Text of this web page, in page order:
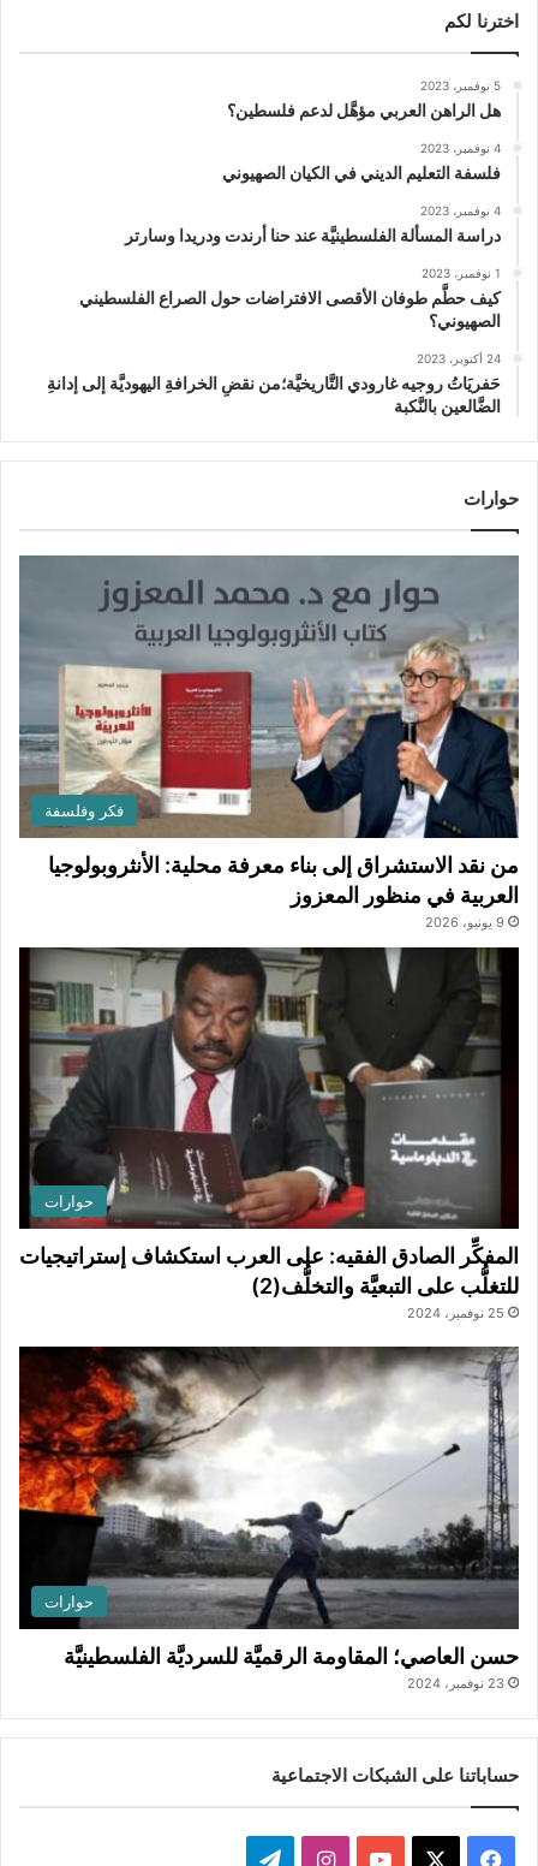
اخترنا لكم
5 نوفمبر، 2023
هل الراهن العربي مؤهَّل لدعم فلسطين؟
4 نوفمبر، 2023
فلسفة التعليم الديني في الكيان الصهيوني
4 نوفمبر، 2023
دراسة المسألة الفلسطينيَّة عند حنا أرندت ودريدا وسارتر
1 نوفمبر، 2023
كيف حطَّم طوفان الأقصى الافتراضات حول الصراع الفلسطيني
الصهيوني؟
24 أكتوبر، 2023
حَفريَاتُ روجيه غارودي التَّاريخيَّة؛من نقضِ الخرافةِ اليهوديَّة إلى إدانةِ
الضَّالعين بالنَّكبة
حوارات
فكر وفلسفة
من نقد الاستشراق إلى بناء معرفة محلية: الأنثروبولوجيا
العربية في منظور المعزوز
9 يونيو، 2026
حوارات
المفكِّر الصادق الفقيه: على العرب استكشاف إستراتيجيات
للتغلُّب على التبعيَّة والتخلُّف(2)
25 نوفمبر، 2024
حوارات
حسن العاصي؛ المقاومة الرقميَّة للسرديَّة الفلسطينيَّة
23 نوفمبر، 2024
حساباتنا على الشبكات الاجتماعية